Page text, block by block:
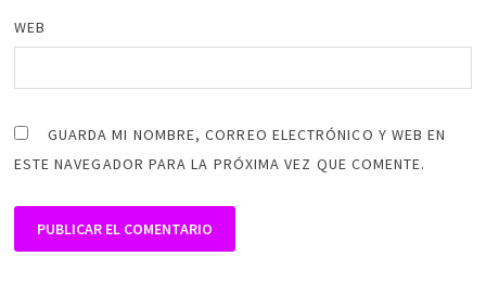
WEB
GUARDA MI NOMBRE, CORREO ELECTRÓNICO Y WEB EN
ESTE NAVEGADOR PARA LA PRÓXIMA VEZ QUE COMENTE.